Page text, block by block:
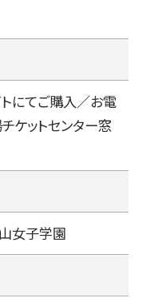
にてご購入／お電
ケットセンター窓
女子学園